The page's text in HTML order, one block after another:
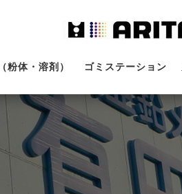
粉体・溶剤） ゴミステーション